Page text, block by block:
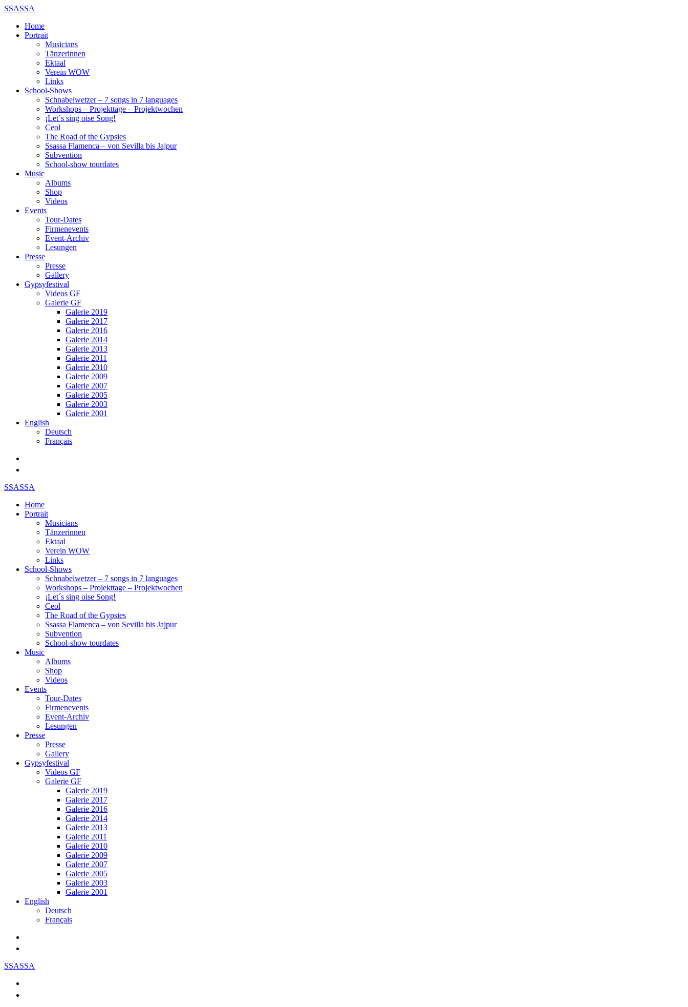
SSASSA
Home
Portrait
Musicians
Tänzerinnen
Ektaal
Verein WOW
Links
School-Shows
Schnabelwetzer – 7 songs in 7 languages
Workshops – Projekttage – Projektwochen
¡Let´s sing oise Song!
Ceol
The Road of the Gypsies
Ssassa Flamenca – von Sevilla bis Jajpur
Subvention
School-show tourdates
Music
Albums
Shop
Videos
Events
Tour-Dates
Firmenevents
Event-Archiv
Lesungen
Presse
Presse
Gallery
Gypsyfestival
Videos GF
Galerie GF
Galerie 2019
Galerie 2017
Galerie 2016
Galerie 2014
Galerie 2013
Galerie 2011
Galerie 2010
Galerie 2009
Galerie 2007
Galerie 2005
Galerie 2003
Galerie 2001
English
Deutsch
Français
SSASSA
Home
Portrait
Musicians
Tänzerinnen
Ektaal
Verein WOW
Links
School-Shows
Schnabelwetzer – 7 songs in 7 languages
Workshops – Projekttage – Projektwochen
¡Let´s sing oise Song!
Ceol
The Road of the Gypsies
Ssassa Flamenca – von Sevilla bis Jajpur
Subvention
School-show tourdates
Music
Albums
Shop
Videos
Events
Tour-Dates
Firmenevents
Event-Archiv
Lesungen
Presse
Presse
Gallery
Gypsyfestival
Videos GF
Galerie GF
Galerie 2019
Galerie 2017
Galerie 2016
Galerie 2014
Galerie 2013
Galerie 2011
Galerie 2010
Galerie 2009
Galerie 2007
Galerie 2005
Galerie 2003
Galerie 2001
English
Deutsch
Français
SSASSA